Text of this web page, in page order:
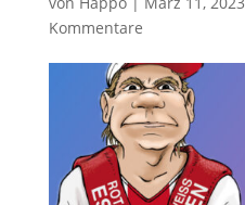
Kommentare